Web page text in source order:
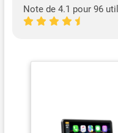
Note de 4.1 pour 96